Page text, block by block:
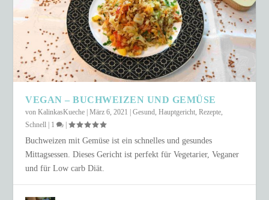
VEGAN – BUCHWEIZEN UND GEMÜSE
vonKalinkasKueche |März 6, 2021 |Gesund ,Hauptgericht ,Rezepte
Schnell | 1 |
Buchweizen mit Gemüse ist ein schnelles und gesundes
Mittagsessen. Dieses Gericht ist perfekt für Vegetarier, Veganer
und für Low carb Diät.